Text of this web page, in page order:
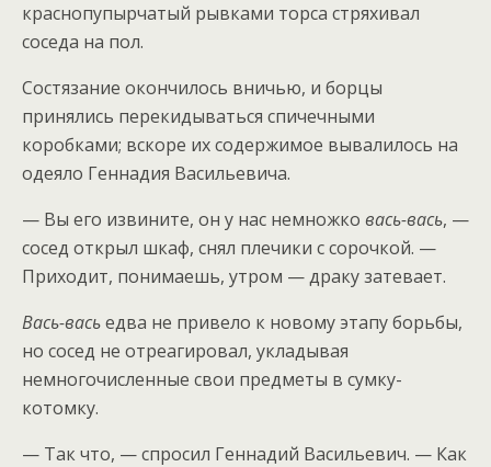
краснопупырчатый рывками торса стряхивал
соседа на пол.
Состязание окончилось вничью, и борцы
принялись перекидываться спичечными
коробками; вскоре их содержимое вывалилось на
одеяло Геннадия Васильевича.
— Вы его извините, он у нас немножко вась-вась, —
сосед открыл шкаф, снял плечики с сорочкой. —
Приходит, понимаешь, утром — драку затевает.
Вась-васьедва не привело к новому этапу борьбы,
но сосед не отреагировал, укладывая
немногочисленные свои предметы в сумку-
котомку.
— Так что, — спросил Геннадий Васильевич. — Как